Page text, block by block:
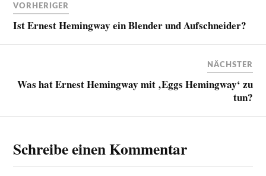
VORHERIGER
Ist Ernest Hemingway ein Blender und Aufschneider?
NÄCHSTER
Was hat Ernest Hemingway mit ‚Eggs Hemingway‘ zu
tun?
Schreibe einen Kommentar